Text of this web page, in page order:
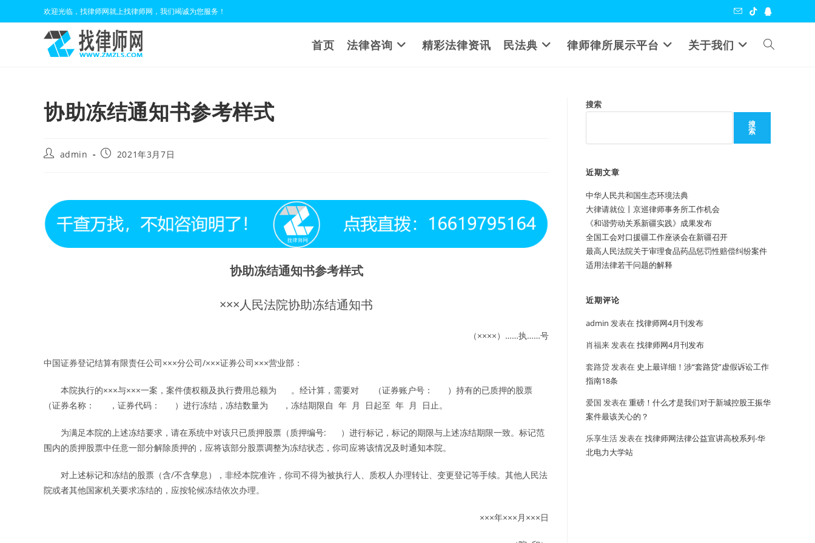
to
欢迎光临，找律师网就上找律师网，我们竭诚为您服务！
首页 法律咨询 精彩法律资讯 民法典 律师律所展示平台 关于我们 Toggle
协助冻结通知书参考样式
Postadmin
Post2021年3月7日
协助冻结通知书参考样式
×××人民法院协助冻结通知书
（××××）……执……号
中国证券登记结算有限责任公司×××分公司/×××证券公司×××营业部：
本院执行的×××与×××一案，案件债权额及执行费用总额为 。经计算，需要对 （证券账户号： ）持有的已质押的股票
（证券名称： ，证券代码： ）进行冻结，冻结数量为 ，冻结期限自 年 月 日起至 年 月 日止。
为满足本院的上述冻结要求，请在系统中对该只已质押股票（质押编号: ）进行标记，标记的期限与上述冻结期限一致。标记范
围内的质押股票中任意一部分解除质押的，应将该部分股票调整为冻结状态，你司应将该情况及时通知本院。
对上述标记和冻结的股票（含/不含孳息），非经本院准许，你司不得为被执行人、质权人办理转让、变更登记等手续。其他人民法
院或者其他国家机关要求冻结的，应按轮候冻结依次办理。
×××年×××月×××日
搜索
搜
索
近期文章
中华人民共和国生态环境法典
大律请就位丨京巡律师事务所工作机会
《和谐劳动关系新疆实践》成果发布
全国工会对口援疆工作座谈会在新疆召开
最高人民法院关于审理食品药品惩罚性赔偿纠纷案件
适用法律若干问题的解释
近期评论
admin 发表在找律师网4月刊发布
肖福来发表在找律师网4月刊发布
套路贷发表在 史上最详细！涉“套路贷”虚假诉讼工作
指南18条
爱国 发表在重磅！什么才是我们对于新城控股王振华
案件最该关心的？
乐享生活发表在找律师网法律公益宣讲高校系列-华
北电力大学站